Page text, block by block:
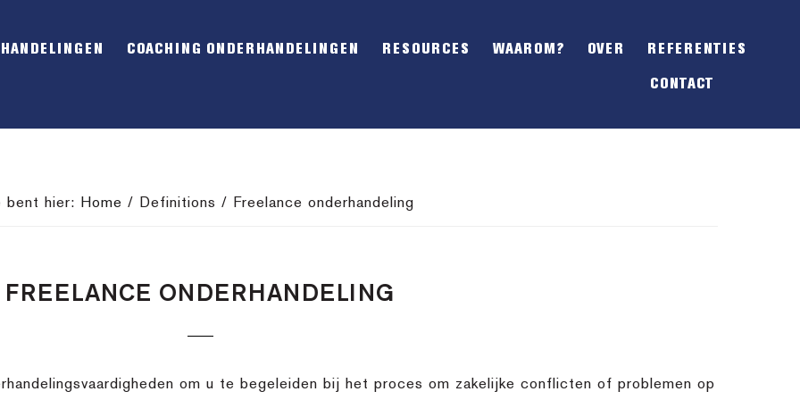
OFFSCREEN
COACHING ONDERHANDELINGEN RESOURCES WAAROM? OVER REFERENTIES
CONTACT
bent hier: Home / Definitions / Freelance onderhandeling
FREELANCE ONDERHANDELING
om u te begeleiden bij het proces om zakelijke conflicten of problemen op